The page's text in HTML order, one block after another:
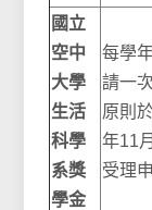
國立
空中
大學
生活
科學
系獎
學金
每學
請一
原則
年11
受理